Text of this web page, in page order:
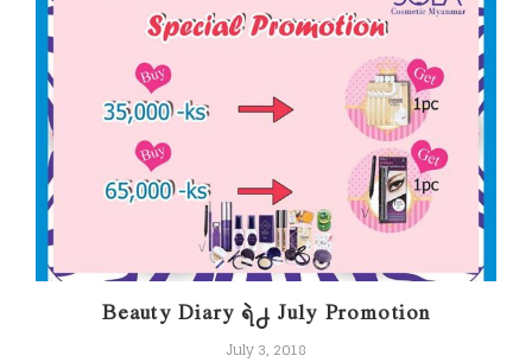
Beauty Diary ရဲ႕ July Promotion
July 3, 2018